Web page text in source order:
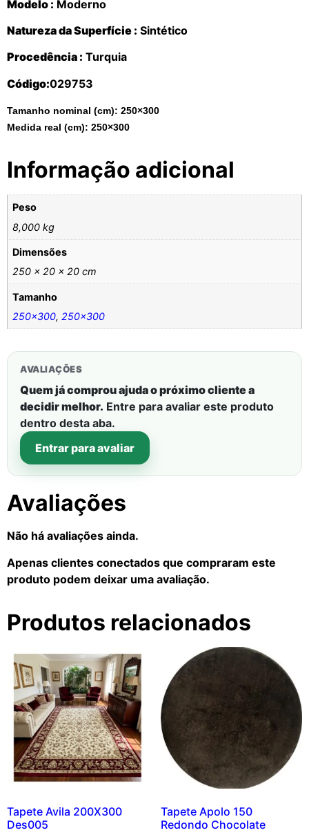
Modelo : Moderno
Natureza da Superfície : Sintético
Procedência : Turquia
Código:029753
Tamanho nominal (cm): 250×300
Medida real (cm): 250×300
Informação adicional
Peso
8,000 kg
Dimensões
250 × 20 × 20 cm
Tamanho
250×300, 250×300
AVALIAÇÕES
Quem já comprou ajuda o próximo cliente a
decidir melhor. Entre para avaliar este produto
dentro desta aba.
Entrar para avaliar
Avaliações
Não há avaliações ainda.
Apenas clientes conectados que compraram este
produto podem deixar uma avaliação.
Produtos relacionados
Tapete Avila 200X300
Des005
Tapete Apolo 150
Redondo Chocolate